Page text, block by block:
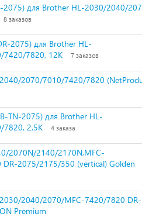
для Brother HL-2030/2040/
8 заказов
2075) для Brother HL-
7820, 12K
7 заказов
2070/7010/7420/7820
TN-2075) для Brother HL-
2,5K
4 заказа
2070N/2140/2170N,MFC-
2075/2175/350 (vertical) Golden
2040/2070/MFC-7420/7820 DR-
Premium